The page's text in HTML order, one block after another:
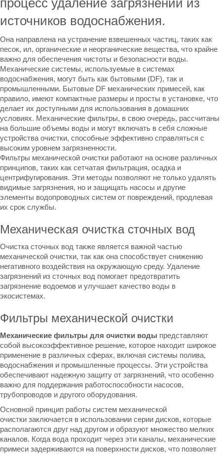
процесс удаление загрязнений из
источников водоснабжения.
Она направлена на устранение взвешенных частиц, таких как
песок, ил, органические и неорганические вещества, что крайне
важно для обеспечения чистоты и безопасности воды.
Механические системы, используемые в системах
водоснабжения, могут быть как бытовыми (DF), так и
промышленными. Бытовые DF механических примесей, как
правило, имеют компактные размеры и просты в установке, что
делает их доступными для использования в домашних
условиях. Механические фильтры, в свою очередь, рассчитаны
на большие объемы воды и могут включать в себя сложные
устройства очистки, способные эффективно справляться с
высоким уровнем загрязненности.
Фильтры механической очистки работают на основе различных
принципов, таких как сетчатая фильтрация, осадка и
центрифугирования. Эти методы позволяют не только удалять
видимые загрязнения, но и защищать насосы и другие
элементы водопроводных систем от повреждений, продлевая
их срок службы.
Механическая очистка сточных вод
Очистка сточных вод также является важной частью
механической очистки, так как она способствует снижению
негативного воздействия на окружающую среду. Удаление
загрязнений из сточных вод помогает предотвратить
загрязнение водоемов и улучшает качество воды в
экосистемах.
Фильтры механической очистки
Механические фильтры для очистки воды представляют
собой высокоэффективное решение, которое находит широкое
применение в различных сферах, включая системы полива,
водоснабжения и промышленные процессы. Эти устройства
обеспечивают надежную защиту от загрязнений, что особенно
важно для поддержания работоспособности насосов,
трубопроводов и другого оборудования.
Основной принцип работы систем механической
очистки заключается в использовании серии дисков, которые
располагаются друг над другом и образуют множество мелких
каналов. Когда вода проходит через эти каналы, механические
примеси задерживаются на поверхности дисков, что позволяет